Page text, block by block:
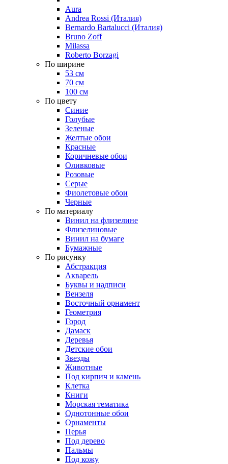
Aura
Andrea Rossi (Италия)
Bernardo Bartalucci (Италия)
Bruno Zoff
Milassa
Roberto Borzagi
По ширине
53 см
70 см
100 см
По цвету
Синие
Голубые
Зеленые
Желтые обои
Красные
Коричневые обои
Оливковые
Розовые
Серые
Фиолетовые обои
Черные
По материалу
Винил на флизелине
Флизелиновые
Винил на бумаге
Бумажные
По рисунку
Абстракция
Акварель
Буквы и надписи
Вензеля
Восточный орнамент
Геометрия
Город
Дамаск
Деревья
Детские обои
Звезды
Животные
Под кирпич и камень
Клетка
Книги
Морская тематика
Однотонные обои
Орнаменты
Перья
Под дерево
Пальмы
Под кожу